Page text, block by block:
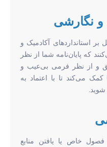
نگارشی
استانداردهای آکادمیک و
که پایان‌نامه شما از نظر
و از نظر فرمی بی‌عیب و
می‌کند تا با اعتماد به
فصول خاص یا یافتن منابع